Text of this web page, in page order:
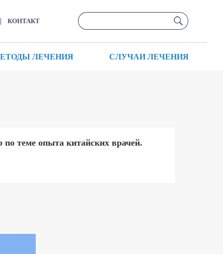
КОНТАКТ
ЛЕЧЕНИЯ СЛУЧАИ ЛЕЧЕНИЯ
теме опыта китайских врачей.